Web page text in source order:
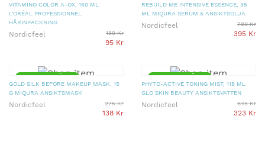
VITAMINO COLOR A-OX, 150 ML
L'ORÉAL PROFESSIONNEL
HÅRINPACKNING
Nordicfeel 189 Kr
95 Kr
REBUILD ME INTENSIVE ESSENCE, 35
ML MIQURA SERUM & ANSIKTSOLJA
Nordicfeel 789 Kr
395 Kr
▼ 37% PRISSÄNKT
GOLD SILK BEFORE MAKEUP MASK, 15
G MIQURA ANSIKTSMASK
Nordicfeel 275 Kr
138 Kr
▼ 37% PRISSÄNKT
PHYTO-ACTIVE TONING MIST, 118 ML
GLO SKIN BEAUTY ANSIKTSVATTEN
Nordicfeel 645 Kr
323 Kr